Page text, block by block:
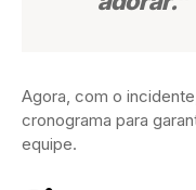
Agora, com o
cronograma para
equipe.